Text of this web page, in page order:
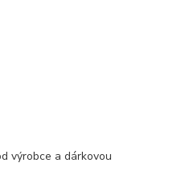
výrobce a dárkovou